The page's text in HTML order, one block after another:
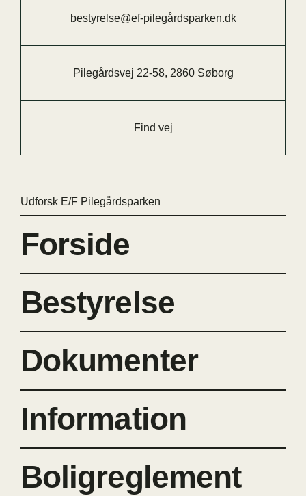
bestyrelse@ef-pilegårdsparken.dk
Pilegårdsvej 22-58, 2860 Søborg
Find vej
Udforsk E/F Pilegårdsparken
Forside
Bestyrelse
Dokumenter
Information
Boligreglement